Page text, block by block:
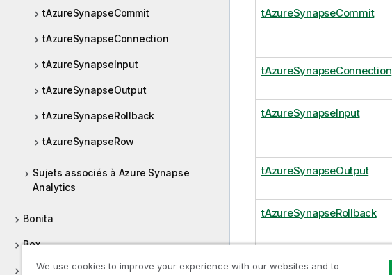
tAzureSynapseCommit
tAzureSynapseConnection
tAzureSynapseInput
tAzureSynapseOutput
tAzureSynapseRollback
tAzureSynapseRow
Sujets associés à Azure Synapse
Analytics
Bonita
Box
Buffer
tAzureSynapseCommit
tAzureSynapseConnection
tAzureSynapseInput
tAzureSynapseOutput
tAzureSynapseRollback
tAzureSynapseRow
We use cookies to improve your experience with our websites and to